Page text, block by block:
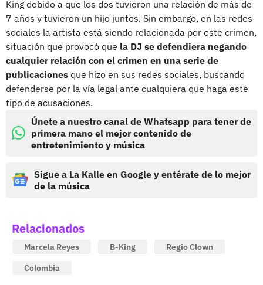
King debido a que los dos tuvieron una relación de más de
7 años y tuvieron un hijo juntos. Sin embargo, en las redes
sociales la artista está siendo relacionada por este crimen,
situación que provocó que la DJ se defendiera negando
cualquier relación con el crimen en una serie de
publicaciones que hizo en sus redes sociales, buscando
defenderse por la vía legal ante cualquiera que haga este
tipo de acusaciones.
Únete a nuestro canal de Whatsapp para tener de
primera mano el mejor contenido de
entretenimiento y música
Sigue a La Kalle en Google y entérate de lo mejor
de la música
Relacionados
Marcela Reyes B-King
Regio Clown
Colombia